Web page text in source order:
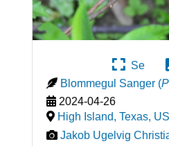
Se
Blommegul Sanger (
2024-04-26
High Island, Texas,
Jakob Ugelvig